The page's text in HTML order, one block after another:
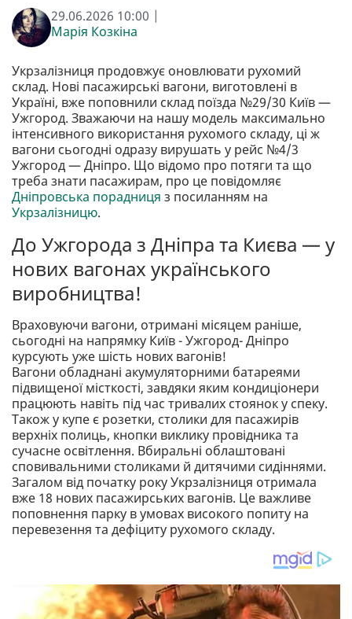
29.06.2026 10:00 |
Марія Козкіна
Укрзалізниця продовжує оновлювати рухомий
склад. Нові пасажирські вагони, виготовлені в
Україні, вже поповнили склад поїзда №29/30 Київ —
Ужгород. Зважаючи на нашу модель максимально
інтенсивного використання рухомого складу, ці ж
вагони сьогодні одразу вирушать у рейс №4/3
Ужгород — Дніпро. Що відомо про потяги та що
треба знати пасажирам, про це повідомляє
Дніпровська порадниця з посиланням на
Укрзалізницю.
До Ужгорода з Дніпра та Києва — у
нових вагонах українського
виробництва!
Враховуючи вагони, отримані місяцем раніше,
сьогодні на напрямку Київ - Ужгород- Дніпро
курсують уже шість нових вагонів!
Вагони обладнані акумуляторними батареями
підвищеної місткості, завдяки яким кондиціонери
працюють навіть під час тривалих стоянок у спеку.
Також у купе є розетки, столики для пасажирів
верхніх полиць, кнопки виклику провідника та
сучасне освітлення. Вбиральні облаштовані
сповивальними столиками й дитячими сидіннями.
Загалом від початку року Укрзалізниця отримала
вже 18 нових пасажирських вагонів. Це важливе
поповнення парку в умовах високого попиту на
перевезення та дефіциту рухомого складу.